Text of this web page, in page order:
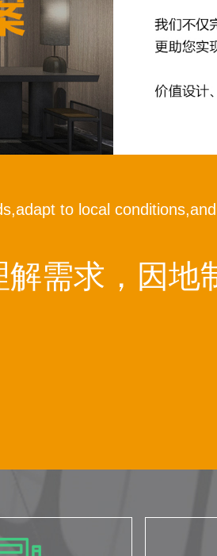
to local
需求，因地